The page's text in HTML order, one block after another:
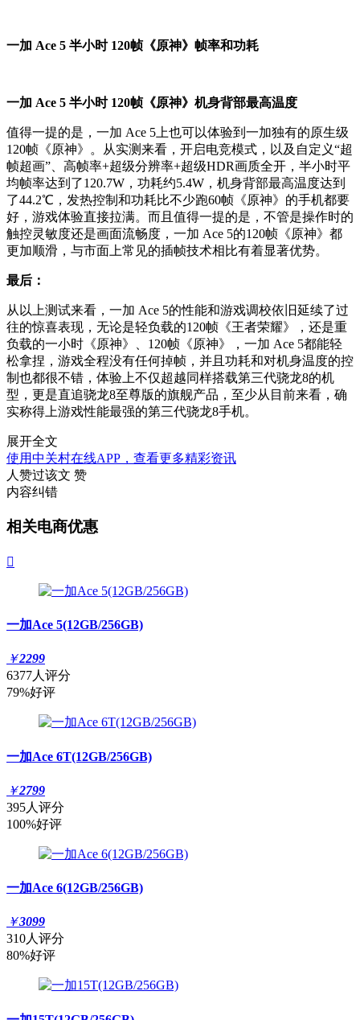
一加 Ace 5 半小时 120帧《原神》帧率和功耗
一加 Ace 5 半小时 120帧《原神》机身背部最高温度
值得一提的是，一加 Ace 5上也可以体验到一加独有的原生级
120帧《原神》。从实测来看，开启电竞模式，以及自定义“超
帧超画”、高帧率+超级分辨率+超级HDR画质全开，半小时平
均帧率达到了120.7W，功耗约5.4W，机身背部最高温度达到
了44.2℃，发热控制和功耗比不少跑60帧《原神》的手机都要
好，游戏体验直接拉满。而且值得一提的是，不管是操作时的
触控灵敏度还是画面流畅度，一加 Ace 5的120帧《原神》都
更加顺滑，与市面上常见的插帧技术相比有着显著优势。
最后：
从以上测试来看，一加 Ace 5的性能和游戏调校依旧延续了过
往的惊喜表现，无论是轻负载的120帧《王者荣耀》，还是重
负载的一小时《原神》、120帧《原神》，一加 Ace 5都能轻
松拿捏，游戏全程没有任何掉帧，并且功耗和对机身温度的控
制也都很不错，体验上不仅超越同样搭载第三代骁龙8的机
型，更是直追骁龙8至尊版的旗舰产品，至少从目前来看，确
实称得上游戏性能最强的第三代骁龙8手机。
展开全文
使用中关村在线APP，查看更多精彩资讯
人赞过该文 赞
内容纠错
相关电商优惠

一加Ace 5(12GB/256GB)
￥2299
6377人评分
79%好评
一加Ace 6T(12GB/256GB)
￥2799
395人评分
100%好评
一加Ace 6(12GB/256GB)
￥3099
310人评分
80%好评